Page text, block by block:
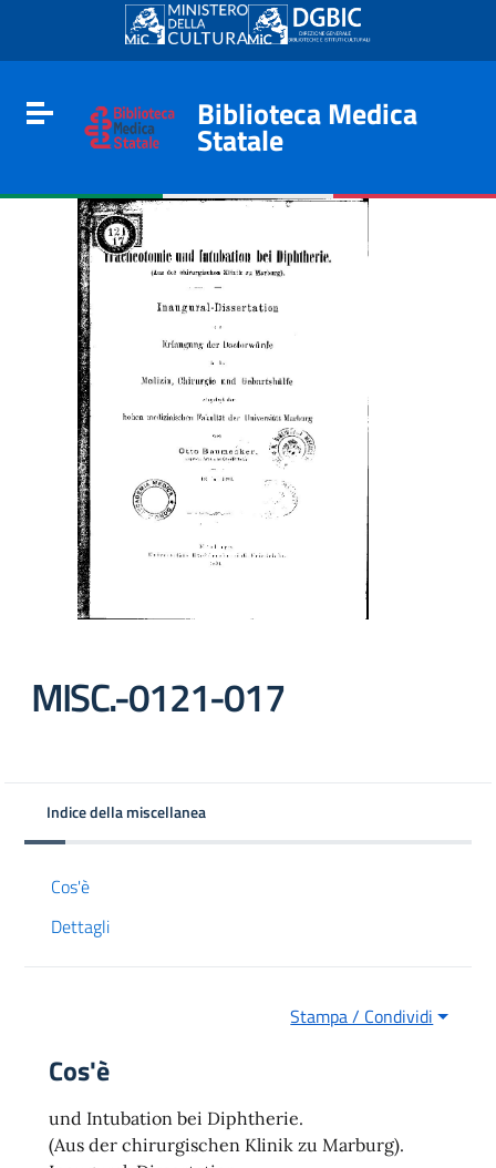
Go to content
Go to the navigation menu
Go to the footer
Toggle navigation
Biblioteca Medica
Statale
MISC.-0121-017
Indice della miscellanea
Cos'è
Dettagli
Stampa / Condividi
Cos'è
und Intubation bei Diphtherie.
(Aus der chirurgischen Klinik zu Marburg).